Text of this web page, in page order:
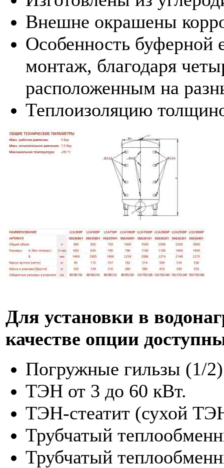
Внешне окрашены
Особенность буферной
монтаж, благодаря
расположенным на
Теплоизоляцию
Для установки в
качестве опции
Погружные гильзы (1/
ТЭН от 3 до 60 кВт.
ТЭН-стеатит (сухой
Трубчатый
Трубчатый